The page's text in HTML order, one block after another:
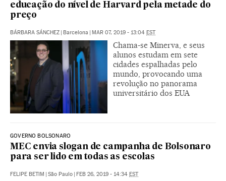
educação do nível de Harvard pela metade do
preço
BÁRBARA SÁNCHEZ | Barcelona | MAR 07, 2019 - 13:04 EST
Chama-se Minerva, e seus
alunos estudam em sete
cidades espalhadas pelo
mundo, provocando uma
revolução no panorama
universitário dos EUA
GOVERNO BOLSONARO
MEC envia slogan de campanha de Bolsonaro
para ser lido em todas as escolas
FELIPE BETIM | São Paulo | FEB 26, 2019 - 14:34 EST